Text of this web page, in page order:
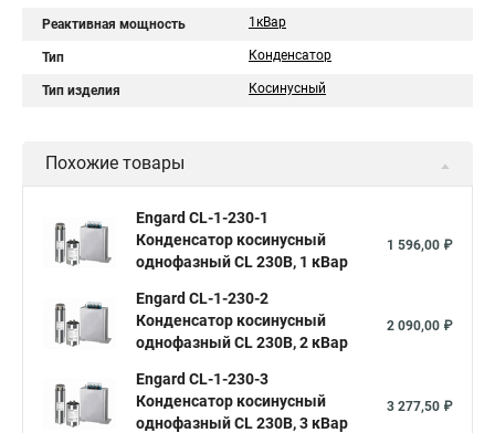
Реактивная мощность 1кВар
Тип Конденсатор
Тип изделия Косинусный
Похожие товары
Engard CL-1-230-1
Конденсатор косинусный
однофазный CL 230В, 1 кВар
1 596,00 ₽
Engard CL-1-230-2
Конденсатор косинусный
однофазный CL 230В, 2 кВар
2 090,00 ₽
Engard CL-1-230-3
Конденсатор косинусный
однофазный CL 230В, 3 кВар
3 277,50 ₽